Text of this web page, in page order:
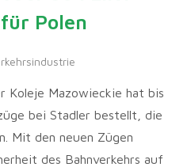
Polen
Koleje Mazowieckie hat bis
bei Stadler bestellt, die
Mit den neuen Zügen
des Bahnverkehrs auf